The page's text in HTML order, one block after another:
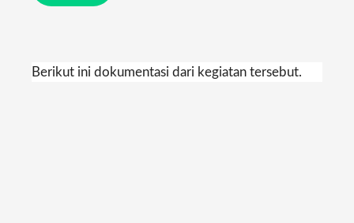
Berikut ini dokumentasi dari kegiatan tersebut.